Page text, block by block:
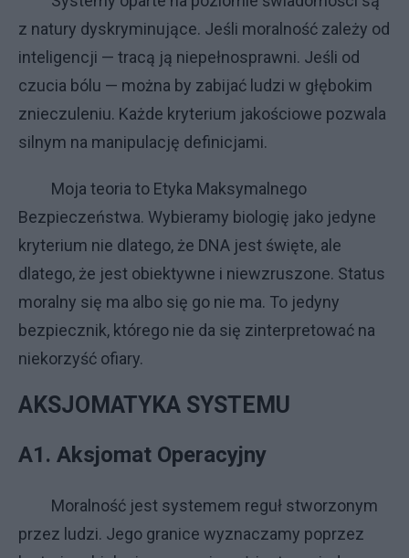
z natury dyskryminujące. Jeśli moralność zależy od
inteligencji — tracą ją niepełnosprawni. Jeśli od
czucia bólu — można by zabijać ludzi w głębokim
znieczuleniu. Każde kryterium jakościowe pozwala
silnym na manipulację definicjami.
Moja teoria to Etyka Maksymalnego
Bezpieczeństwa. Wybieramy biologię jako jedyne
kryterium nie dlatego, że DNA jest święte, ale
dlatego, że jest obiektywne i niewzruszone. Status
moralny się ma albo się go nie ma. To jedyny
bezpiecznik, którego nie da się zinterpretować na
niekorzyść ofiary.
AKSJOMATYKA SYSTEMU
A1. Aksjomat Operacyjny
Moralność jest systemem reguł stworzonym
przez ludzi. Jego granice wyznaczamy poprzez